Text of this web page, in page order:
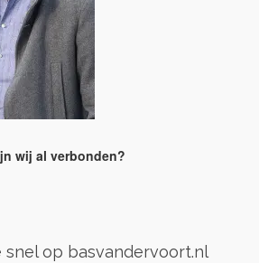
wij al verbonden?
snel op basvandervoort.nl